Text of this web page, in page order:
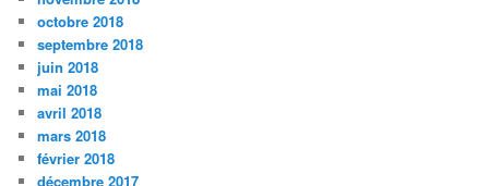
octobre 2018
septembre 2018
juin 2018
mai 2018
avril 2018
mars 2018
février 2018
décembre 2017